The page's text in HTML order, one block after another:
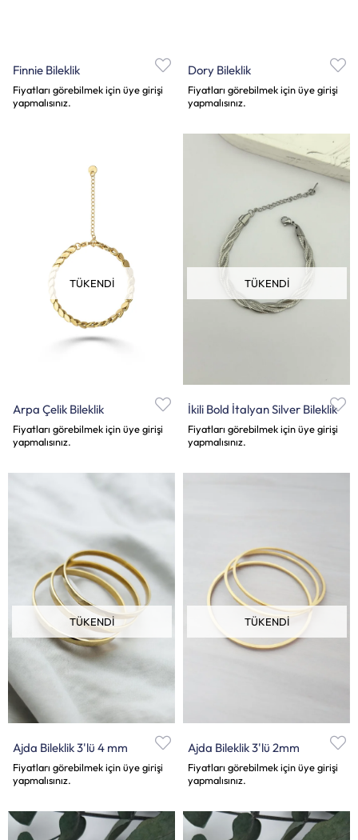
Finnie Bileklik
Fiyatları görebilmek için üye girişi
yapmalısınız.
Dory Bileklik
Fiyatları görebilmek için üye girişi
yapmalısınız.
TÜKENDI
Arpa Çelik Bileklik
Fiyatları görebilmek için üye girişi
yapmalısınız.
TÜKENDI
İkili Bold İtalyan Silver Bileklik
Fiyatları görebilmek için üye girişi
yapmalısınız.
TÜKENDI
Ajda Bileklik 3'lü 4 mm
Fiyatları görebilmek için üye girişi
yapmalısınız.
TÜKENDI
Ajda Bileklik 3'lü 2mm
Fiyatları görebilmek için üye girişi
yapmalısınız.